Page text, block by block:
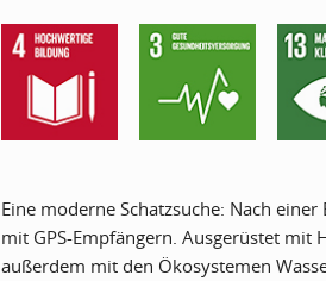
Eine moderne Schatzsuche: Nach
mit GPS-Empfängern. Ausgerüstet
außerdem mit den Ökosystemen